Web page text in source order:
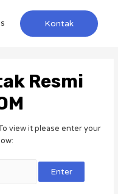
Kontak
Resmi
view it please enter your